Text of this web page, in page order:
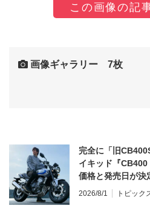
この画像の記
画像ギャラリー 7枚
完全に「旧
イキッド『
価格と発売日が決
2026/8/1 トピック